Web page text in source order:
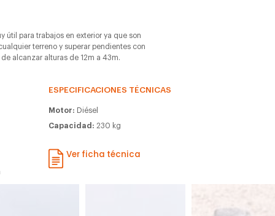
útil para trabajos en exterior ya que son
terreno y superar pendientes con
alcanzar alturas de 12m a 43m.
ESPECIFICACIONES TÉCNICAS
Motor: Diésel
Capacidad:230 kg
Ver ficha técnica